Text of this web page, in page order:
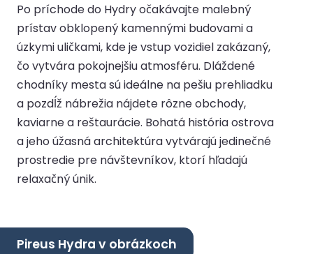
Po príchode do Hydry očakávajte malebný
prístav obklopený kamennými budovami a
úzkymi uličkami, kde je vstup vozidiel zakázaný,
čo vytvára pokojnejšiu atmosféru. Dláždené
chodníky mesta sú ideálne na pešiu prehliadku
a pozdĺž nábrežia nájdete rôzne obchody,
kaviarne a reštaurácie. Bohatá história ostrova
a jeho úžasná architektúra vytvárajú jedinečné
prostredie pre návštevníkov, ktorí hľadajú
relaxačný únik.
Pireus Hydra v obrázkoch